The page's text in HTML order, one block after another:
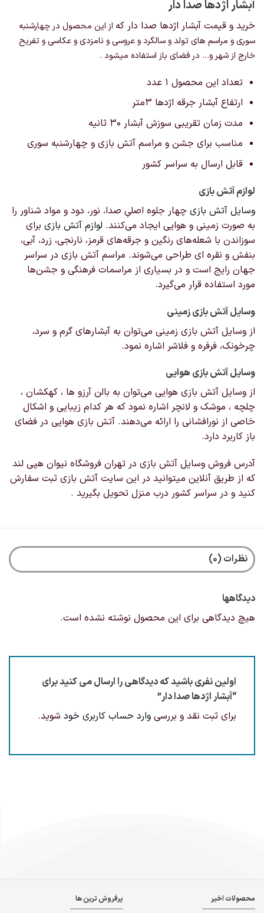
آبشار اژدها صدا دار
خرید و قیمت آبشار اژدها صدا دار که از این محصول در چهارشنبه
سوری و مراسم های تولد و سالگرد و عروسی و نامزدی و عکاسی و تفریح
خارج از شهر و… در فضای باز استفاده میشود .
تعداد این محصول ۱ عدد
ارتفاع آبشار جرقه اژدها 3متر
مدت زمان تقریبی سوزش آبشار 30 ثانیه
مناسب برای جشن و مراسم آتش بازی و چهارشنبه سوری
قابل ارسال به سراسر کشور
لوازم آتش بازی
وسایل آتش بازی چهار جلوه اصلیِ صدا، نور، دود و مواد شناور را
به صورت زمینی و هوایی ایجاد می‌کنند. لوازم آتش بازی برای
سوزاندن با شعله‌های رنگین و جرقه‌های قرمز، نارنجی، زرد، آبی،
بنفش و نقره ای طراحی می‌شوند. مراسم آتش بازی در سراسر
جهان رایج است و در بسیاری از مراسمات فرهنگی و جشن‌ها
مورد استفاده قرار می‌گیرد.
وسایل آتش بازی زمینی
از وسایل آتش بازی زمینی می‌توان به آبشارهای گرم و سرد،
چرخونک، فرفره و فلاشر اشاره نمود.
وسایل آتش بازی هوایی
از وسایل آتش بازی هوایی می‌توان به بالن آرزو ها ، کهکشان ،
چلچه ، موشک و لانچر اشاره نمود که هر کدام زیبایی و اشکال
خاصی از نورافشانی را ارائه می‌دهند. آتش بازی هوایی در فضای
باز کاربرد دارد.
آدرس فروش وسایل آتش بازی در تهران فروشگاه نیوان هپی لند
که از طریق آنلاین میتوانید در این سایت آتش بازی ثبت سفارش
کنید و در سراسر کشور درب منزل تحویل بگیرید .
نظرات (0)
دیدگاهها
هیچ دیدگاهی برای این محصول نوشته نشده است.
اولین نفری باشید که دیدگاهی را ارسال می کنید برای
“آبشار اژدها صدا دار”
برای ثبت نقد و بررسی وارد حساب کاربری خود شوید.
محصولات اخیر پرفروش ترین ها